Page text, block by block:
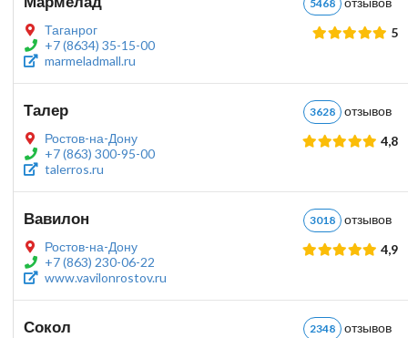
5468
Таганрог
+7 (8634) 35-15-00
marmeladmall.ru
5
Талер 3628
Ростов-на-Дону
+7 (863) 300-95-00
talerros.ru
4,8
Вавилон 3018
Ростов-на-Дону
+7 (863) 230-06-22
www.vavilonrostov.ru
4,9
Сокол 2348